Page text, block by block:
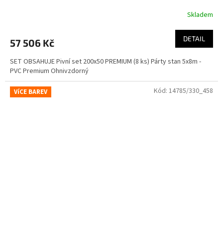
Skladem
57 506 Kč DETAIL
SET OBSAHUJE Pivní set 200x50 PREMIUM (8 ks) Párty stan 5x8m -
PVC Premium Ohnivzdorný
VíCE BAREV Kód: 14785/330_458